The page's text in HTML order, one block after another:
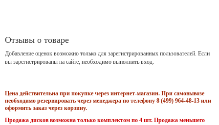
Отзывы о товаре
Добавление оценок возможно только для зарегистрированных пользователей. Если
вы зарегистрированы на сайте, необходимо выполнить вход.
Цена действительна при покупке через интернет-магазин. При самовывозе
необходимо резервировать через менеджера по телефону 8 (499) 964-48-13 или
оформить заказ через корзину.
Продажа дисков возможна только комплектом по 4 шт. Продажа меньшего